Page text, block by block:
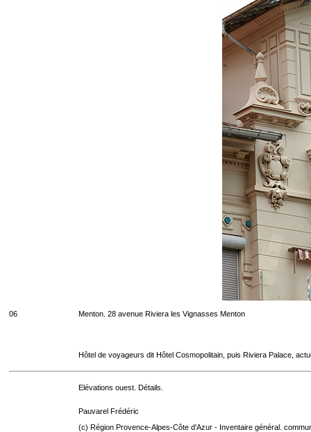
06 Menton. 28 avenue Riviera les Vignasses Menton
Hôtel de voyageurs dit Hôtel Cosmopolitain, puis Riviera Palace,
Elévations ouest. Détails.
Pauvarel Frédéric
(c) Région Provence-Alpes-Côte d'Azur - Inventaire général.